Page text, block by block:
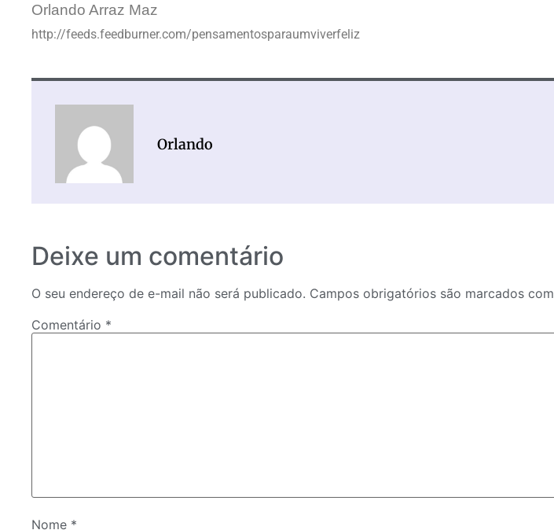
Orlando Arraz Maz
http://feeds.feedburner.com/pensamentosparaumviverfeliz
Orlando
Deixe um comentário
O seu endereço de e-mail não será publicado. Campos obrigatórios são marcados com
Comentário *
Nome *